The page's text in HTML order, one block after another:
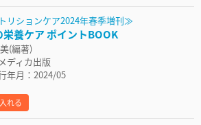
リションケア2024年春季増刊≫
栄養ケア ポイントBOOK
(編著)
ディカ出版
年月：2024/05
れる